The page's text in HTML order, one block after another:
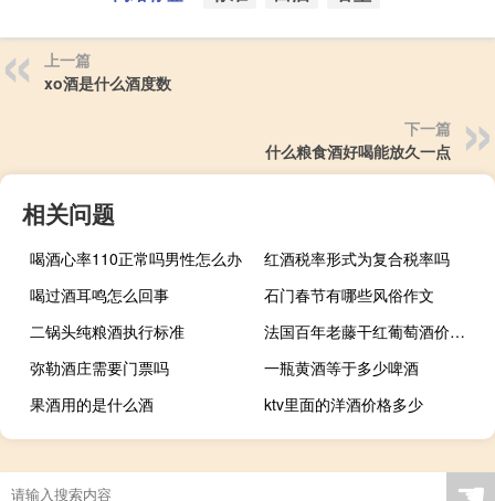
上一篇
xo酒是什么酒度数
下一篇
什么粮食酒好喝能放久一点
相关问题
喝酒心率110正常吗男性怎么办
红酒税率形式为复合税率吗
喝过酒耳鸣怎么回事
石门春节有哪些风俗作文
二锅头纯粮酒执行标准
法国百年老藤干红葡萄酒价格多少钱圆桶装
弥勒酒庄需要门票吗
一瓶黄酒等于多少啤酒
果酒用的是什么酒
ktv里面的洋酒价格多少